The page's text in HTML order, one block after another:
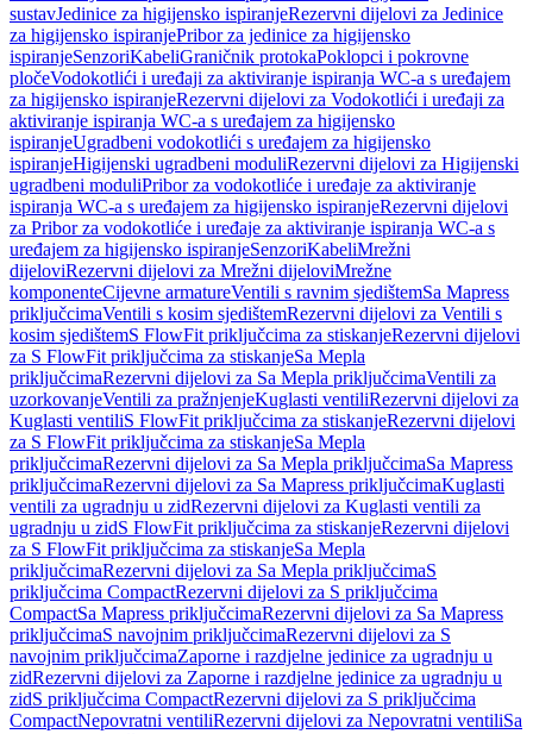
sustavJedinice za higijensko ispiranjeRezervni dijelovi za Jedinice
za higijensko ispiranjePribor za jedinice za higijensko
ispiranjeSenzoriKabeliGraničnik protokaPoklopci i pokrovne
pločeVodokotlići i uređaji za aktiviranje ispiranja WC-a s uređajem
za higijensko ispiranjeRezervni dijelovi za Vodokotlići i uređaji za
aktiviranje ispiranja WC-a s uređajem za higijensko
ispiranjeUgradbeni vodokotlići s uređajem za higijensko
ispiranjeHigijenski ugradbeni moduliRezervni dijelovi za Higijenski
ugradbeni moduliPribor za vodokotliće i uređaje za aktiviranje
ispiranja WC-a s uređajem za higijensko ispiranjeRezervni dijelovi
za Pribor za vodokotliće i uređaje za aktiviranje ispiranja WC-a s
uređajem za higijensko ispiranjeSenzoriKabeliMrežni
dijeloviRezervni dijelovi za Mrežni dijeloviMrežne
komponenteCijevne armatureVentili s ravnim sjedištemSa Mapress
priključcimaVentili s kosim sjedištemRezervni dijelovi za Ventili s
kosim sjedištemS FlowFit priključcima za stiskanjeRezervni dijelovi
za S FlowFit priključcima za stiskanjeSa Mepla
priključcimaRezervni dijelovi za Sa Mepla priključcimaVentili za
uzorkovanjeVentili za pražnjenjeKuglasti ventiliRezervni dijelovi za
Kuglasti ventiliS FlowFit priključcima za stiskanjeRezervni dijelovi
za S FlowFit priključcima za stiskanjeSa Mepla
priključcimaRezervni dijelovi za Sa Mepla priključcimaSa Mapress
priključcimaRezervni dijelovi za Sa Mapress priključcimaKuglasti
ventili za ugradnju u zidRezervni dijelovi za Kuglasti ventili za
ugradnju u zidS FlowFit priključcima za stiskanjeRezervni dijelovi
za S FlowFit priključcima za stiskanjeSa Mepla
priključcimaRezervni dijelovi za Sa Mepla priključcimaS
priključcima CompactRezervni dijelovi za S priključcima
CompactSa Mapress priključcimaRezervni dijelovi za Sa Mapress
priključcimaS navojnim priključcimaRezervni dijelovi za S
navojnim priključcimaZaporne i razdjelne jedinice za ugradnju u
zidRezervni dijelovi za Zaporne i razdjelne jedinice za ugradnju u
zidS priključcima CompactRezervni dijelovi za S priključcima
CompactNepovratni ventiliRezervni dijelovi za Nepovratni ventiliSa